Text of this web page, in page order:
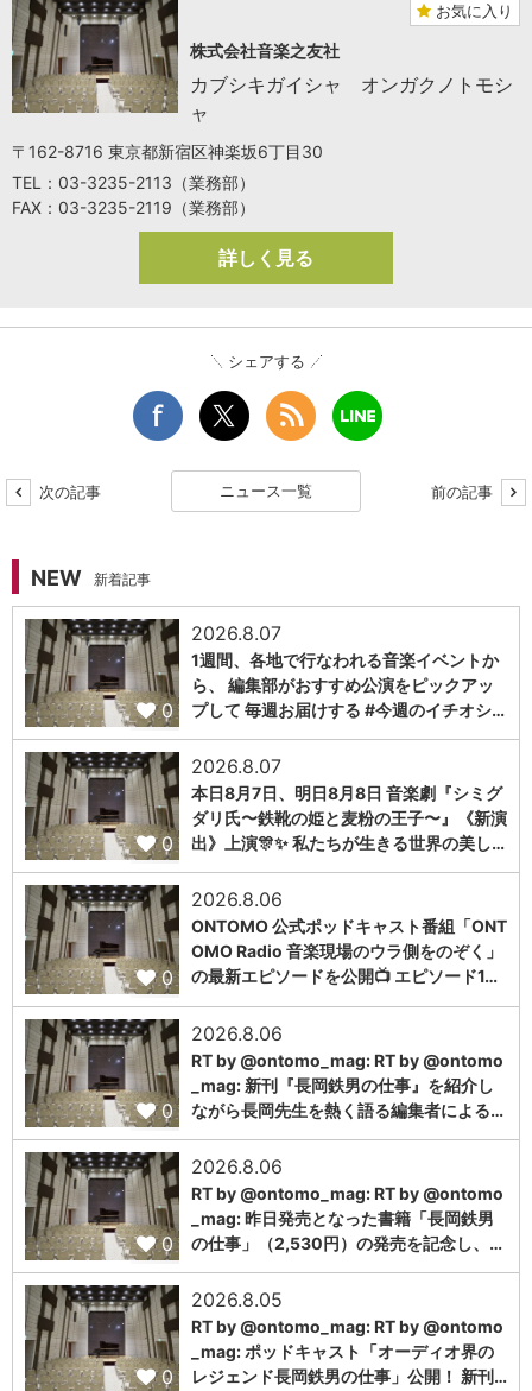
お気に入り
株式会社音楽之友社
カブシキガイシャ オンガクノトモシ
ャ
〒162-8716 東京都新宿区神楽坂6丁目30
TEL：03-3235-2113（業務部）
FAX：03-3235-2119（業務部）
詳しく見る
シェアする
次の記事 ニュース一覧 前の記事
NEW 新着記事
0
2026.8.07
1週間、各地で行なわれる音楽イベントか
ら、 編集部がおすすめ公演をピックアッ
プして 毎週お届けする #今週のイチオシ…
0
2026.8.07
本日8月7日、明日8月8日 音楽劇『シミグ
ダリ氏〜鉄靴の姫と麦粉の王子〜』《新演
出》上演🎊✨ 私たちが生きる世界の美し…
0
2026.8.06
ONTOMO 公式ポッドキャスト番組「ONT
OMO Radio 音楽現場のウラ側をのぞく」
の最新エピソードを公開📺 エピソード1…
0
2026.8.06
RT by @ontomo_mag: RT by @ontomo
_mag: 新刊『長岡鉄男の仕事』を紹介し
ながら長岡先生を熱く語る編集者による…
0
2026.8.06
RT by @ontomo_mag: RT by @ontomo
_mag: 昨日発売となった書籍「長岡鉄男
の仕事」（2,530円）の発売を記念し、…
0
2026.8.05
RT by @ontomo_mag: RT by @ontomo
_mag: ポッドキャスト「オーディオ界の
レジェンド長岡鉄男の仕事」公開！ 新刊…